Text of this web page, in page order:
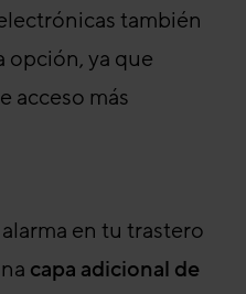
también
opción, ya que
acceso más
en tu trastero
capa adicional de